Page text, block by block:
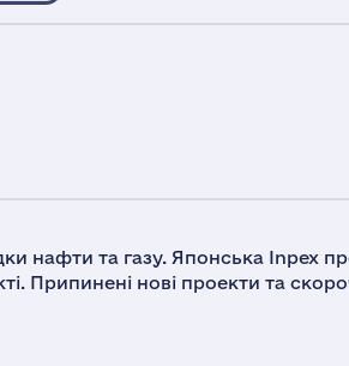
нафти та газу. Японська Inpex
Припинені нові проекти та